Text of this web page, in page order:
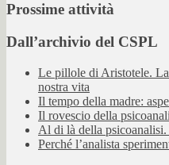
Prossime attività
Dall’archivio del CSPL
Le pillole di Aristotele.
nostra vita
Il tempo della madre:
Il rovescio della
Al di là della
Perché l’analista